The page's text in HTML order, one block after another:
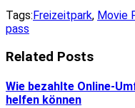
Tags: Freizeitpark, Movie
pass
Related Posts
Wie bezahlte Online-
helfen können